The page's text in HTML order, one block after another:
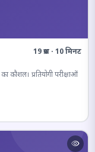
19 प्रश्न · 10 मिनट
कौशल। प्रतियोगी परीक्षाओं